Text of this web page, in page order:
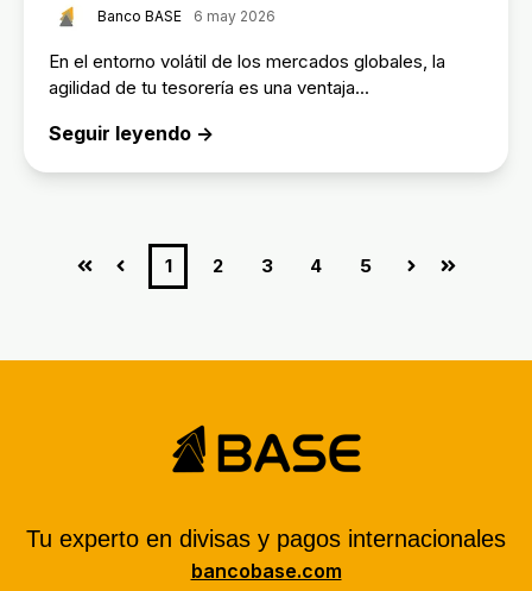
Banco BASE 6 may 2026
En el entorno volátil de los mercados globales, la
agilidad de tu tesorería es una ventaja...
Seguir leyendo →
PrincipioAnterior
1 2 3 4 5
Siguiente
Último
Tu experto en divisas y pagos internacionales
bancobase.com